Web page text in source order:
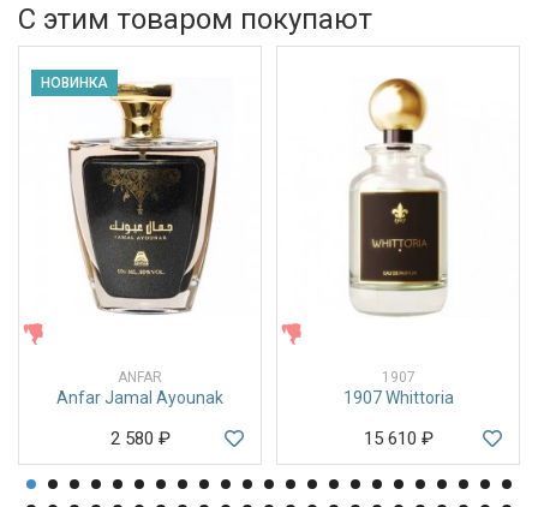
С этим товаром покупают
НОВИНКА
ANFAR
Anfar Jamal Ayounak
2 580 ₽
1907
1907 Whittoria
15 610 ₽